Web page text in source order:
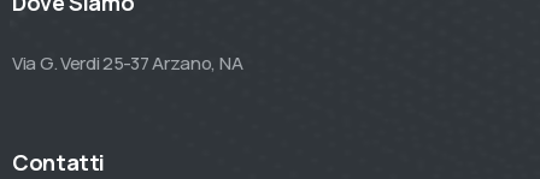
Via G. Verdi 25-37 Arzano, NA
Contatti